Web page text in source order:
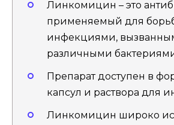
Линкомицин – это
применяемый для
инфекциями,
различными
Препарат доступен в
капсул и раствора для
Линкомицин широко